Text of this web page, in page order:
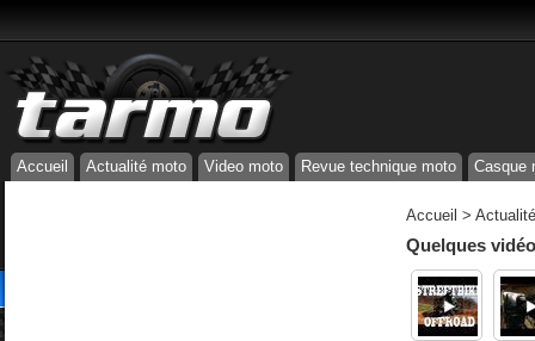
Accueil Actualité moto Video moto Revue technique moto Casque
Accueil >
Quelques